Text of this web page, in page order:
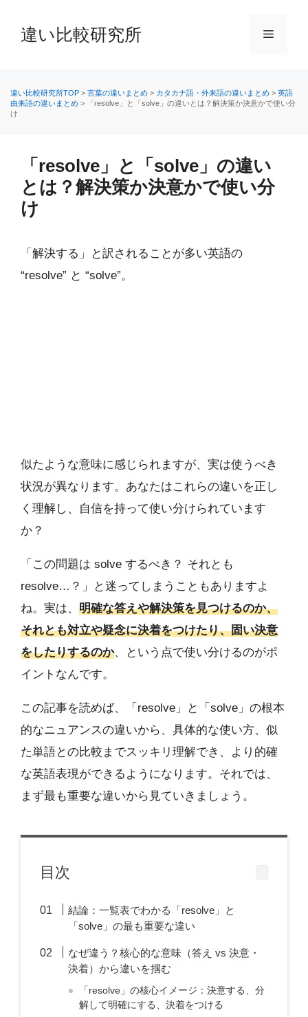
へ
ス
違い比較研究所 メ
違い比較研究所TOP > 言葉の違いまとめ > カタカナ語・外来語の違いまとめ > 英語
由来語の違いまとめ >
「resolve」と「solve」の違いとは？解決策か決意かで使い分
け
「resolve」と「solve」の違い
とは？解決策か決意かで使い分
け
「解決する」と訳されることが多い英語の
“resolve” と “solve”。
似たような意味に感じられますが、実は使うべき
状況が異なります。あなたはこれらの違いを正し
く理解し、自信を持って使い分けられています
か？
「この問題は solve するべき？ それとも
resolve…？」と迷ってしまうこともありますよ
ね。実は、 明確な答えや解決策を見つけるのか、
それとも対立や疑念に決着をつけたり、固い決意
をしたりするのか、という点で使い分けるのがポ
イントなんです。
この記事を読めば、「resolve」と「solve」の根本
的なニュアンスの違いから、具体的な使い方、似
た単語との比較までスッキリ理解でき、より的確
な英語表現ができるようになります。それでは、
まず最も重要な違いから見ていきましょう。
目次
結論：一覧表でわかる「resolve」と
「solve」の最も重要な違い
なぜ違う？核心的な意味（答え vs 決意・
決着）から違いを掴む
「resolve」の核心イメージ：決意する、分
解して明確にする、決着をつける